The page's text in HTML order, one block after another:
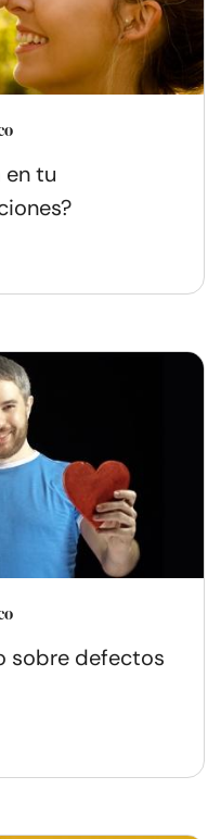
en tu
sobre defectos